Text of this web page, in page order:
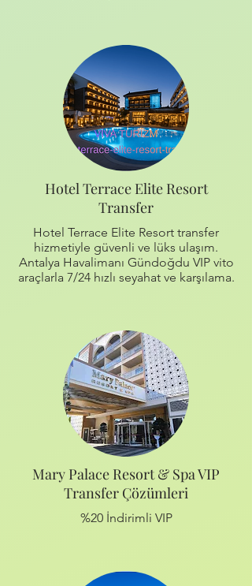
Hotel Terrace Elite Resort
Transfer
Hotel Terrace Elite Resort transfer
hizmetiyle güvenli ve lüks ulaşım.
Antalya Havalimanı Gündoğdu VIP vito
araçlarla 7/24 hızlı seyahat ve karşılama.
Mary Palace Resort & Spa VIP
Transfer Çözümleri
%20 İndirimli VIP